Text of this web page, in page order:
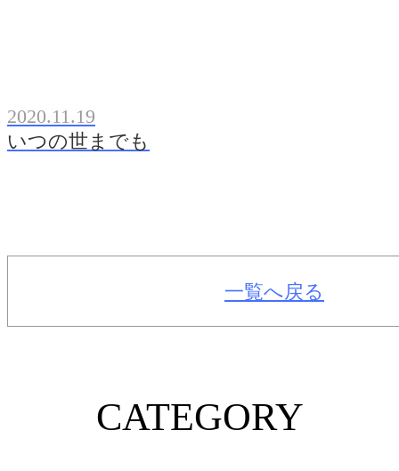
2020.11.19
いつの世までも
一覧へ戻る
CATEGORY